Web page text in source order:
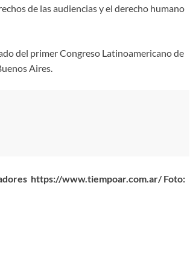
de las audiencias y el derecho humano
del primer Congreso Latinoamericano de
Aires.
https://www.tiempoar.com.ar/ Foto: